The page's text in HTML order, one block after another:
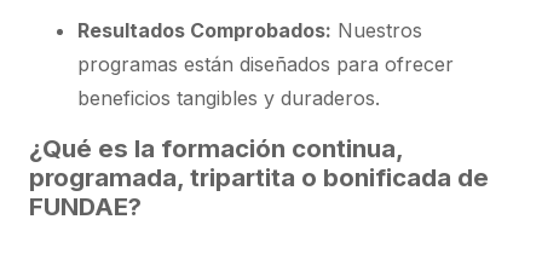
Resultados Comprobados: Nuestros
programas están diseñados para ofrecer
beneficios tangibles y duraderos.
¿Qué es la formación continua,
programada, tripartita o bonificada de
FUNDAE?